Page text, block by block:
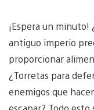
¡Espera un minuto!
antiguo imperio
proporcionar
¿Torretas para
enemigos que